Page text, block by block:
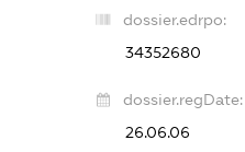
dossier.edrpo:
34352680
dossier.regDate:
26.06.06